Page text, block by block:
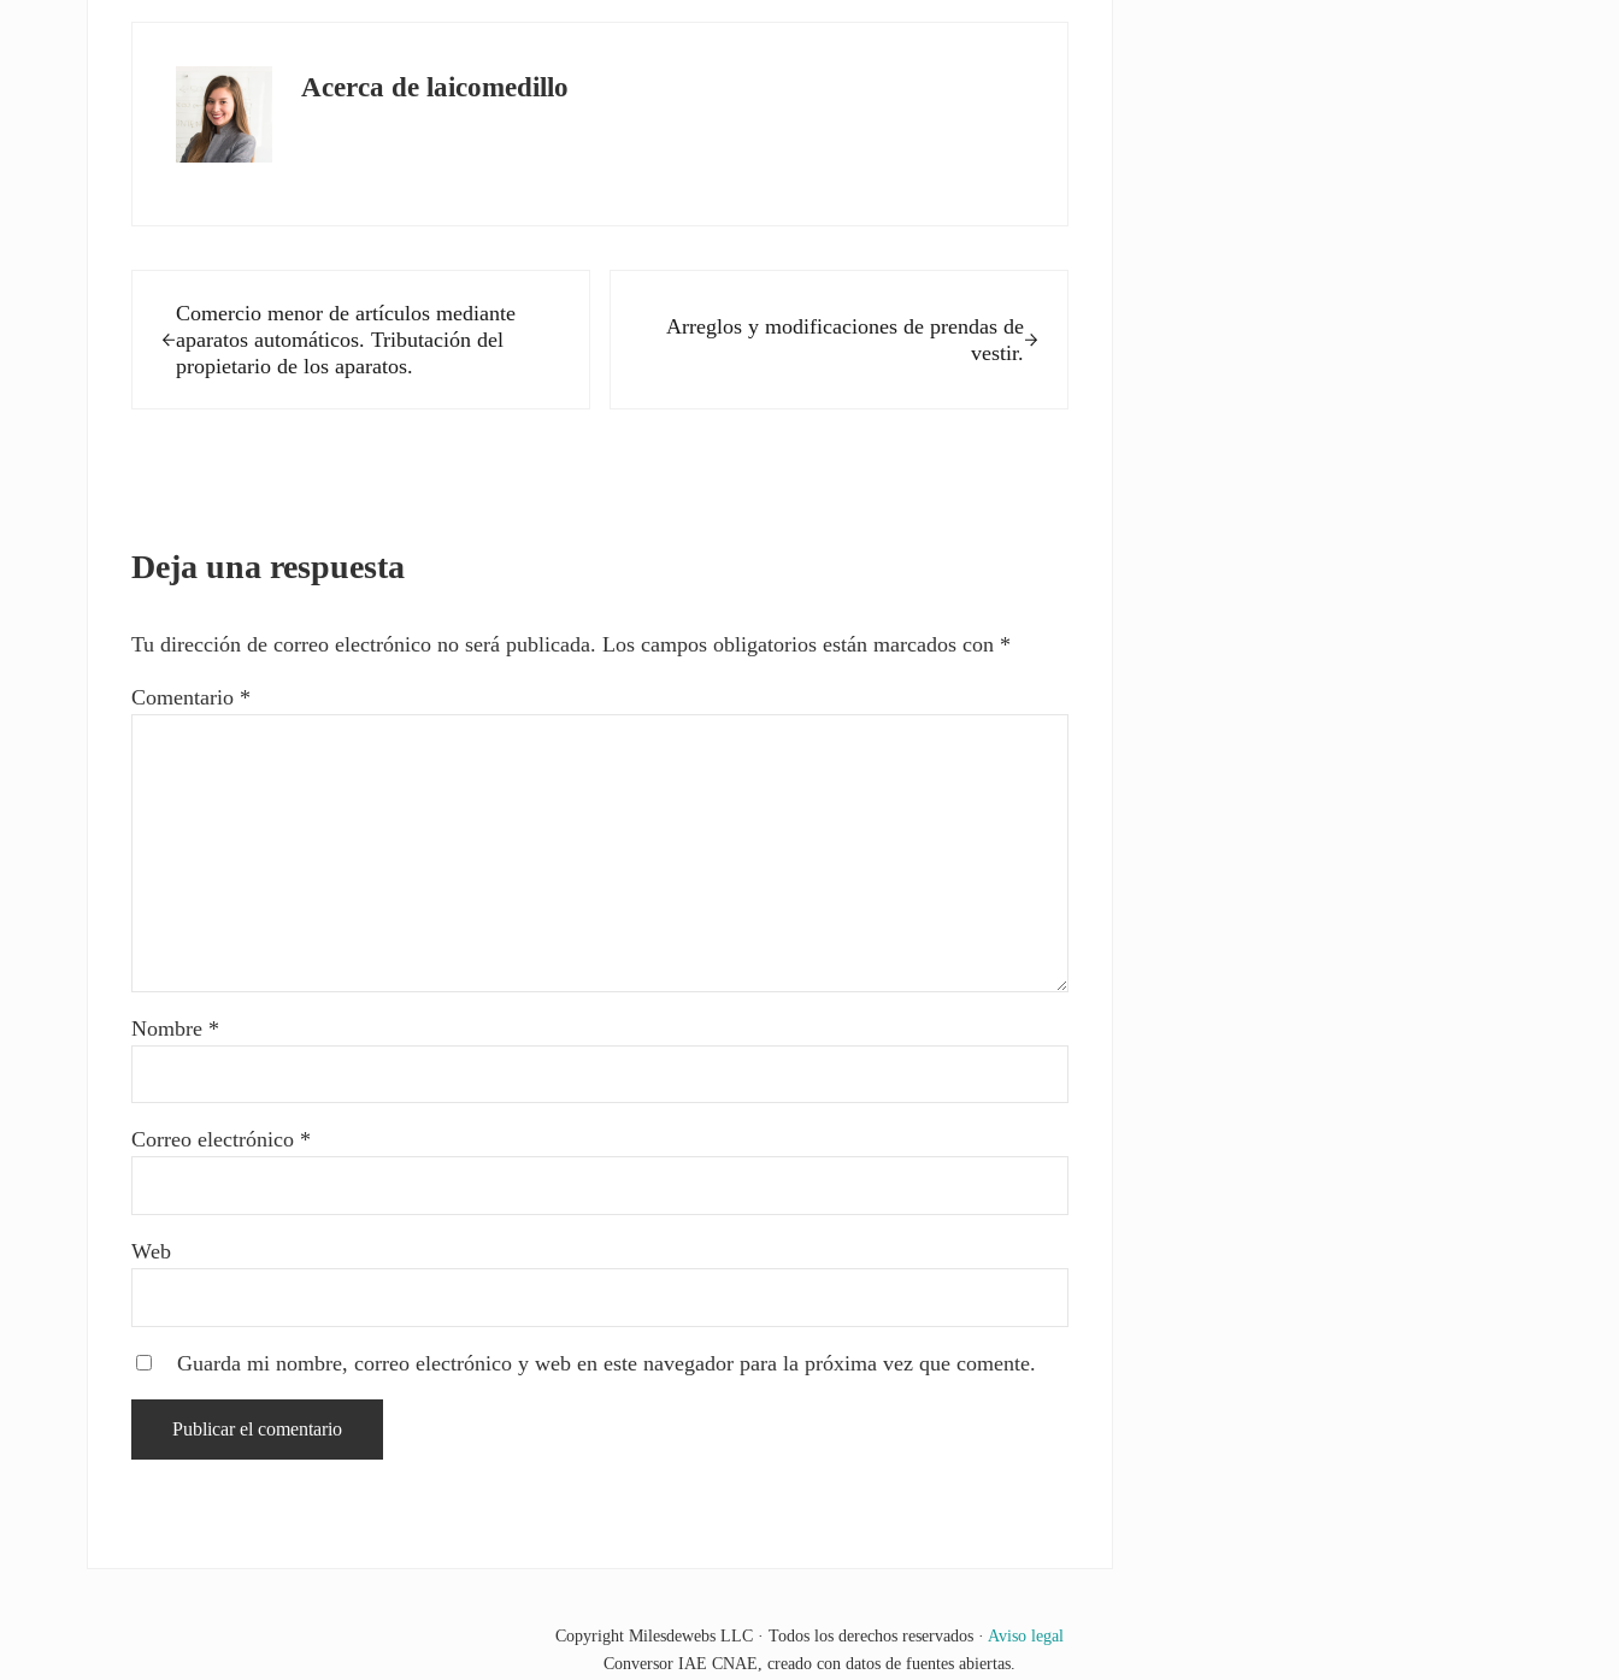
Acerca delaicomedillo
Comercio menor de artículos mediante
aparatos automáticos. Tributación del
propietario de los aparatos.
Arreglos y modificaciones de prendas de
vestir.
Deja una respuesta
Tu dirección de correo electrónico no será publicada. Los campos obligatorios están marcados con *
Comentario *
Nombre *
Correo electrónico *
Web
Guarda mi nombre, correo electrónico y web en este navegador para la próxima vez que comente.
Copyright Milesdewebs LLC · Todos los derechos reservados · Aviso legal
Conversor IAE CNAE, creado con datos de fuentes abiertas.